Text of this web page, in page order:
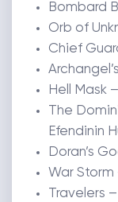
Bombard
Orb of
Chief
Hell Mask
The
Efendinin
Doran’s
War Storm
Travelers